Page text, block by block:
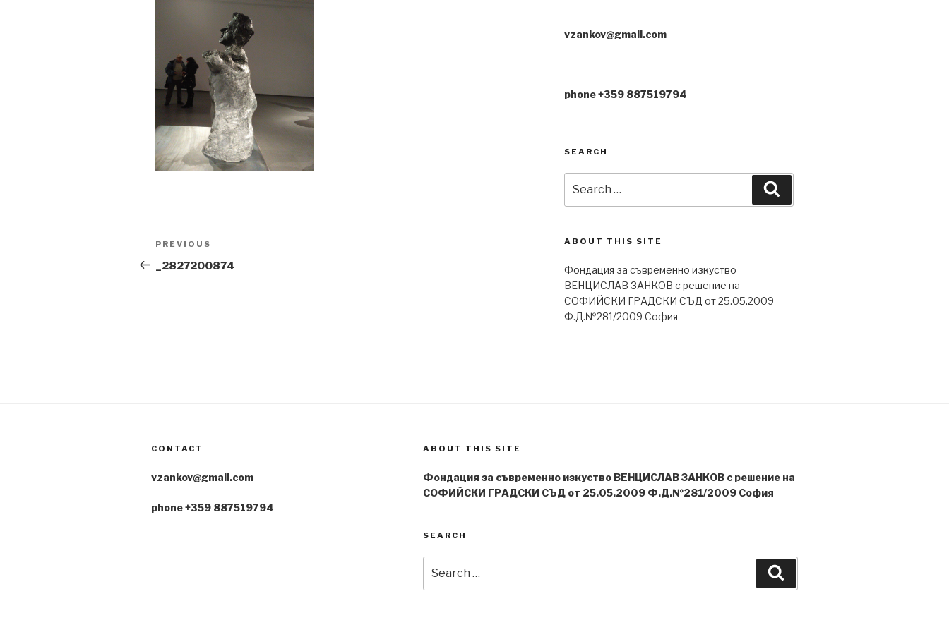
Post
navigation
Previous
Post
PREVIOUS
_2827200874
vzankov@gmail.com
phone +359 887519794
SEARCH
for:
ABOUT THIS SITE
Фондация за съвременно изкуство
ВЕНЦИСЛАВ ЗАНКОВ с решение на
СОФИЙСКИ ГРАДСКИ СЪД от 25.05.2009
Ф.Д.№281/2009 София
CONTACT
vzankov@gmail.com
phone +359 887519794
ABOUT THIS SITE
Фондация за съвременно изкуство ВЕНЦИСЛАВ ЗАНКОВ с решение на
СОФИЙСКИ ГРАДСКИ СЪД от 25.05.2009 Ф.Д.№281/2009 София
SEARCH
for: